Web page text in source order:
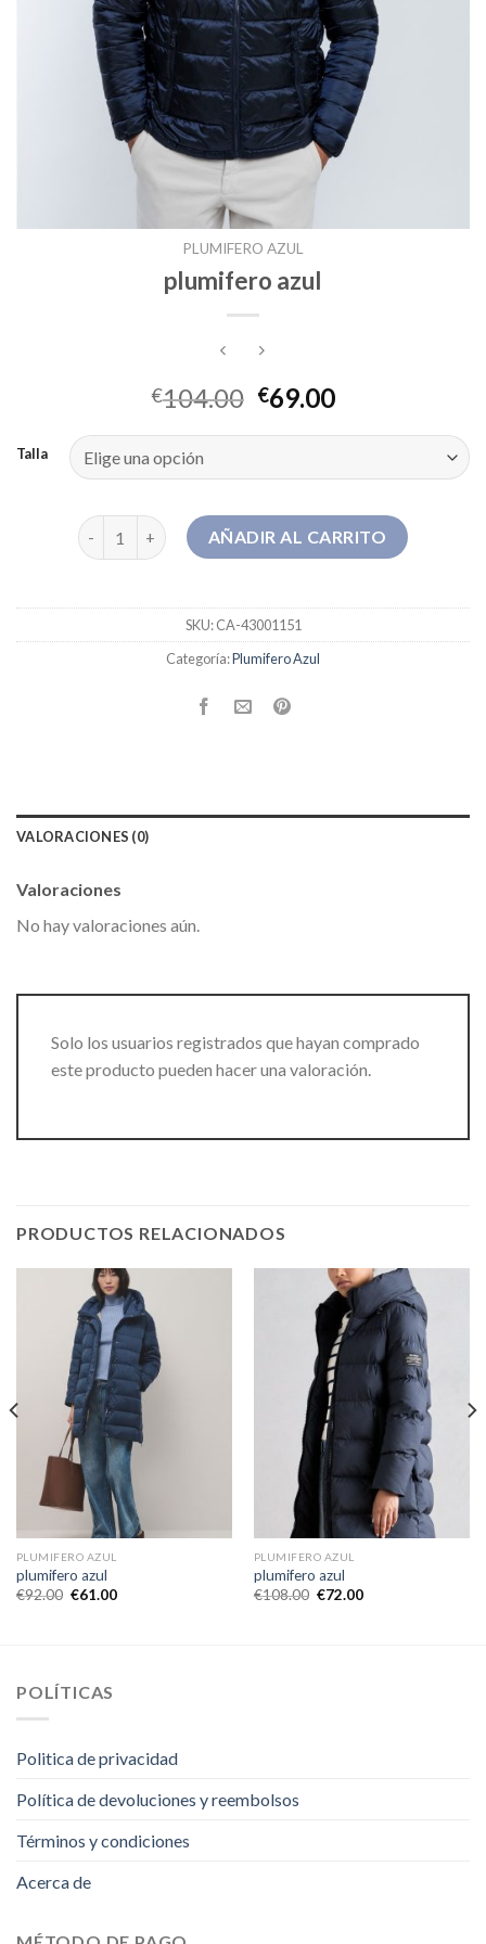
PLUMIFERO AZUL
plumifero azul
€104.00 €69.00
Talla
plumifero azul cantidadAÑADIR AL CARRITO
SKU:CA-43001151
Categoría:Plumifero Azul
VALORACIONES (0)
Valoraciones
No hay valoraciones aún.
Solo los usuarios registrados que hayan comprado
este producto pueden hacer una valoración.
PRODUCTOS RELACIONADOS
PLUMIFERO AZUL
plumifero azul
€92.00 €61.00
PLUMIFERO AZUL
plumifero azul
€108.00 €72.00
POLÍTICAS
Politica de privacidad
Política de devoluciones y reembolsos
Términos y condiciones
Acerca de